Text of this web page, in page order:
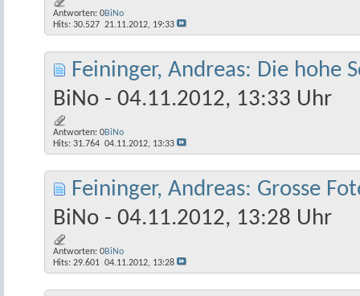
Antworten: 0
Hits: 30.527
BiNo
21.11.2012, 19:33
Feininger, Andreas: Die hohe
BiNo - 04.11.2012, 13:33 Uhr
Antworten: 0
Hits: 31.764
BiNo
04.11.2012, 13:33
Feininger, Andreas: Grosse
BiNo - 04.11.2012, 13:28 Uhr
Antworten: 0
Hits: 29.601
BiNo
04.11.2012, 13:28